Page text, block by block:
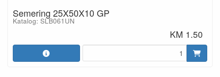
Semering 25X50X10 GP
Katalog: SLB061UN
KM 1.50